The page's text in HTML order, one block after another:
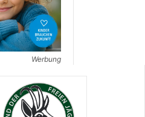
Werbung